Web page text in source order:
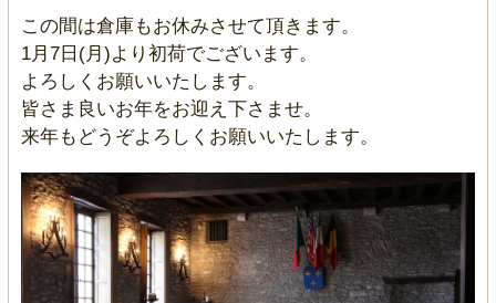
この間は倉庫もお休みさせて頂きます。
1月7日(月)より初荷でございます。
よろしくお願いいたします。
皆さま良いお年をお迎え下さませ。
来年もどうぞよろしくお願いいたします。